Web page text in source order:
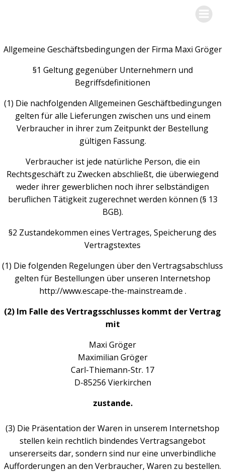
Allgemeine Geschäftsbedingungen der Firma Maxi Gröger
§1 Geltung gegenüber Unternehmern und
Begriffsdefinitionen
(1) Die nachfolgenden Allgemeinen Geschäftbedingungen
gelten für alle Lieferungen zwischen uns und einem
Verbraucher in ihrer zum Zeitpunkt der Bestellung
gültigen Fassung.
Verbraucher ist jede natürliche Person, die ein
Rechtsgeschäft zu Zwecken abschließt, die überwiegend
weder ihrer gewerblichen noch ihrer selbständigen
beruflichen Tätigkeit zugerechnet werden können (§ 13
BGB).
§2 Zustandekommen eines Vertrages, Speicherung des
Vertragstextes
(1) Die folgenden Regelungen über den Vertragsabschluss
gelten für Bestellungen über unseren Internetshop
http://www.escape-the-mainstream.de .
(2) Im Falle des Vertragsschlusses kommt der Vertrag
mit
Maxi Gröger
Maximilian Gröger
Carl-Thiemann-Str. 17
D-85256 Vierkirchen
zustande.
(3) Die Präsentation der Waren in unserem Internetshop
stellen kein rechtlich bindendes Vertragsangebot
unsererseits dar, sondern sind nur eine unverbindliche
Aufforderungen an den Verbraucher, Waren zu bestellen.